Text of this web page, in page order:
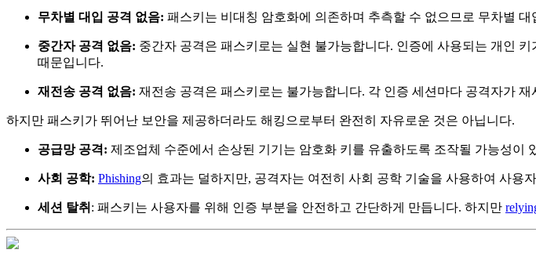
무차별 대입 공격 없음: 패스키는 비대칭 암호화에 의존하며 추측할 수 없으므로 무차별 대
중간자 공격 없음: 중간자 공격은 패스키로는 실현 불가능합니다. 인증에 사용되는 개인
때문입니다.
재전송 공격 없음: 재전송 공격은 패스키로는 불가능합니다. 각 인증 세션마다 공격자가
하지만 패스키가 뛰어난 보안을 제공하더라도 해킹으로부터 완전히 자유로운 것은 아닙니다.
공급망 공격: 제조업체 수준에서 손상된 기기는 암호화 키를 유출하도록 조작될 가능성이
사회 공학: Phishing의 효과는 덜하지만, 공격자는 여전히 사회 공학 기술을 사용하여 사용
세션 탈취 : 패스키는 사용자를 위해 인증 부분을 안전하고 간단하게 만듭니다. 하지만